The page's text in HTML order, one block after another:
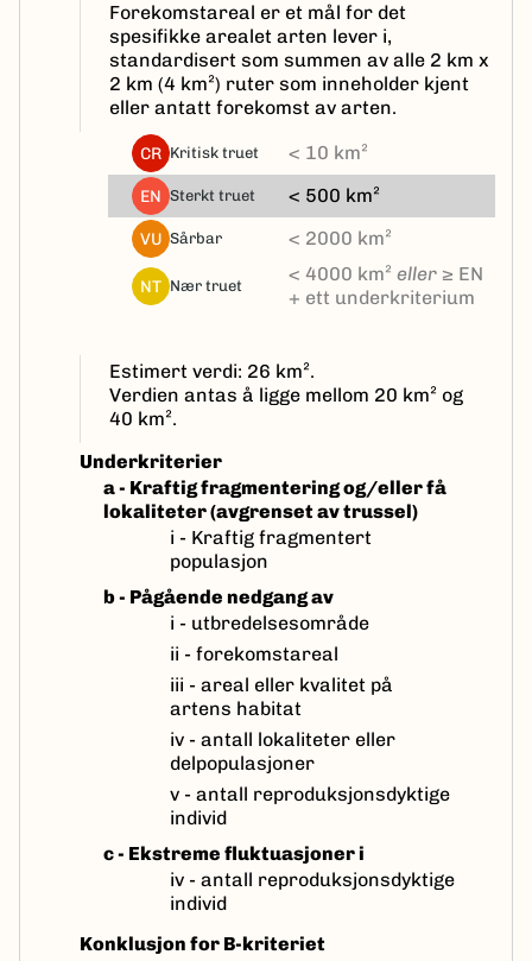
Forekomstareal er et mål for det
spesifikke arealet arten lever i,
standardisert som summen av alle 2 km x
2 km (4 km²) ruter som inneholder kjent
eller antatt forekomst av arten.
CR kritisk truet < 10 km²
EN sterkt truet < 500 km²
VU sårbar < 2000 km²
NT nær truet
< 4000 km² eller ≥ EN
+ ett underkriterium
Estimert verdi: 26 km².
Verdien antas å ligge mellom 20 km² og
40 km².
Underkriterier
a - Kraftig fragmentering og/eller få
lokaliteter (avgrenset av trussel)
i - Kraftig fragmentert
populasjon
b - Pågående nedgang av
i - utbredelsesområde
ii - forekomstareal
iii - areal eller kvalitet på
artens habitat
iv - antall lokaliteter eller
delpopulasjoner
v - antall reproduksjonsdyktige
individ
c - Ekstreme fluktuasjoner i
iv - antall reproduksjonsdyktige
individ
Konklusjon for B-kriteriet